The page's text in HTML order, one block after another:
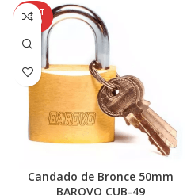
AGOT
ADO
Candado de Bronce 50mm
BAROVO CUB-49